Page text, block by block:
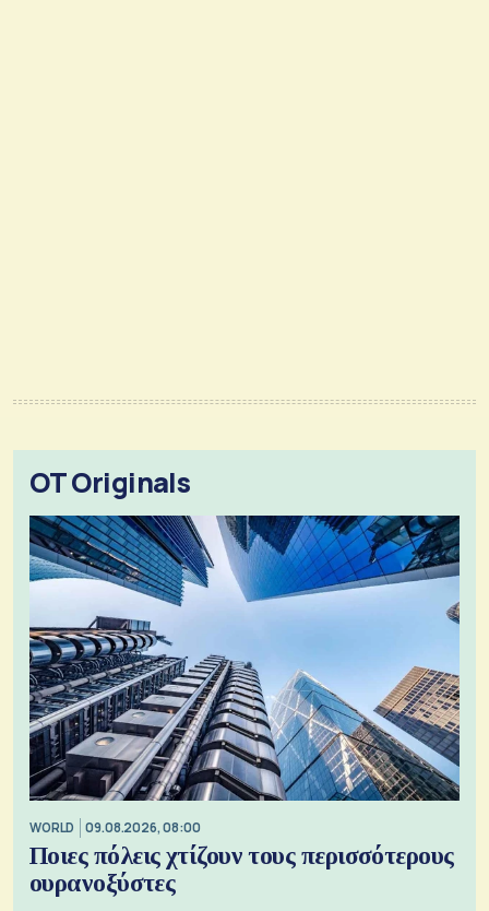
OT Originals
WORLD 09.08.2026, 08:00
Ποιες πόλεις χτίζουν τους περισσότερους
ουρανοξύστες